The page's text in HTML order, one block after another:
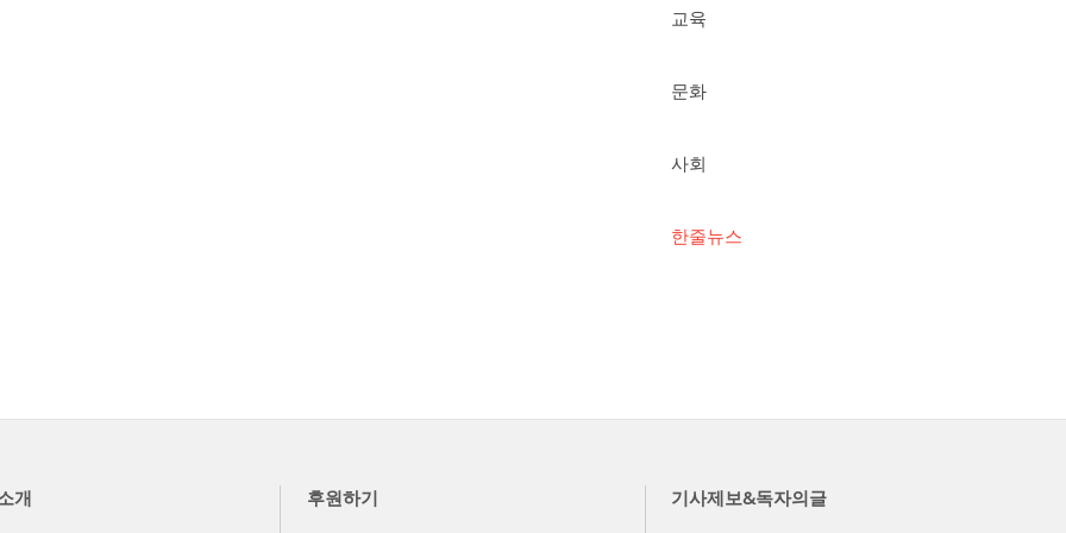
교육
문화
사회
한줄뉴스
개 후원하기 기사제보&독자의글